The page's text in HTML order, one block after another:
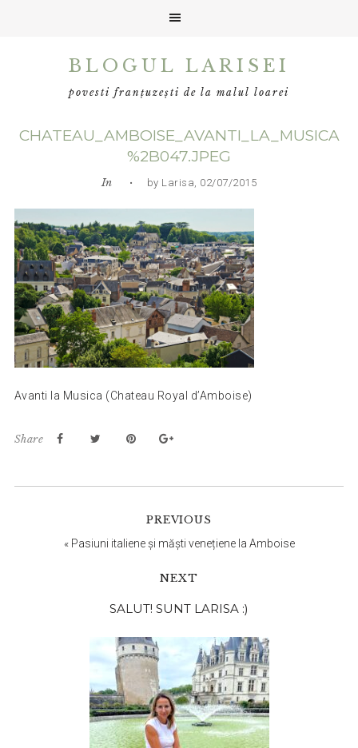
BLOGUL LARISEI
povesti franțuzești de la malul loarei
CHATEAU_AMBOISE_AVANTI_LA_MUSICA
%2B047.JPEG
In • by Larisa, 02/07/2015
Avanti la Musica (Chateau Royal d’Amboise)
Share
PREVIOUS
« Pasiuni italiene și măști venețiene la Amboise
NEXT
principală
SALUT! SUNT LARISA :)